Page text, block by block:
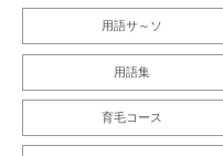
用語サ～ソ
用語集
育毛コース